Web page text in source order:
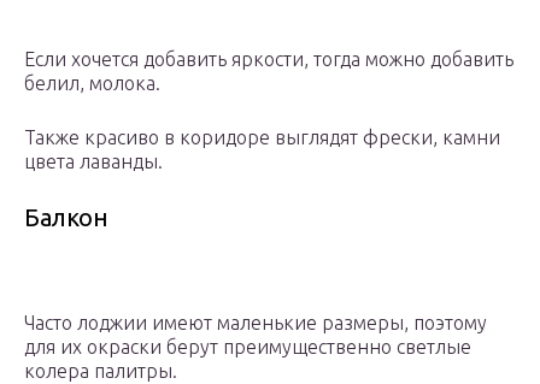
Если хочется добавить яркости, тогда можно добавить
белил, молока.
Также красиво в коридоре выглядят фрески, камни
цвета лаванды.
Балкон
Часто лоджии имеют маленькие размеры, поэтому
для их окраски берут преимущественно светлые
колера палитры.